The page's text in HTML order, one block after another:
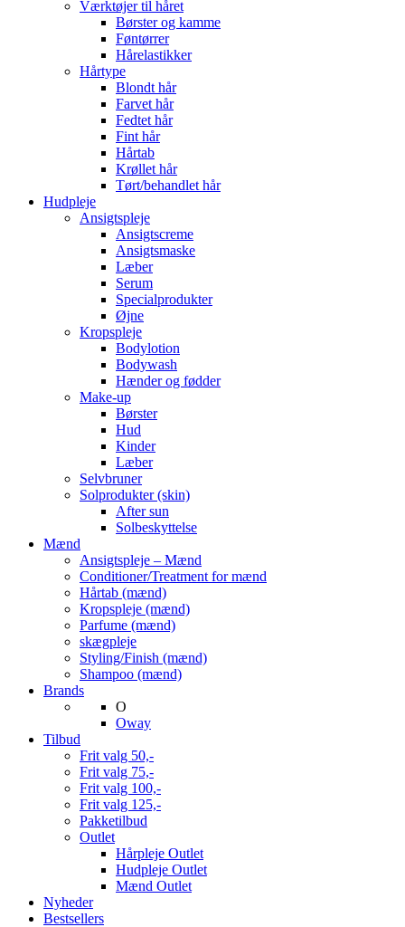
Værktøjer til håret
Børster og kamme
Føntørrer
Hårelastikker
Hårtype
Blondt hår
Farvet hår
Fedtet hår
Fint hår
Hårtab
Krøllet hår
Tørt/behandlet hår
Hudpleje
Ansigtspleje
Ansigtscreme
Ansigtsmaske
Læber
Serum
Specialprodukter
Øjne
Kropspleje
Bodylotion
Bodywash
Hænder og fødder
Make-up
Børster
Hud
Kinder
Læber
Selvbruner
Solprodukter (skin)
After sun
Solbeskyttelse
Mænd
Ansigtspleje – Mænd
Conditioner/Treatment for mænd
Hårtab (mænd)
Kropspleje (mænd)
Parfume (mænd)
skægpleje
Styling/Finish (mænd)
Shampoo (mænd)
Brands
O
Oway
Tilbud
Frit valg 50,-
Frit valg 75,-
Frit valg 100,-
Frit valg 125,-
Pakketilbud
Outlet
Hårpleje Outlet
Hudpleje Outlet
Mænd Outlet
Nyheder
Bestsellers